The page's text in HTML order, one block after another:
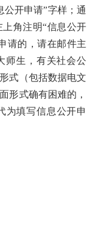
公开申请”字样；通
角注明“信息公开
请的，请在邮件主
师生，有关社会公
式（包括数据电文
形式确有困难的，
为填写信息公开申